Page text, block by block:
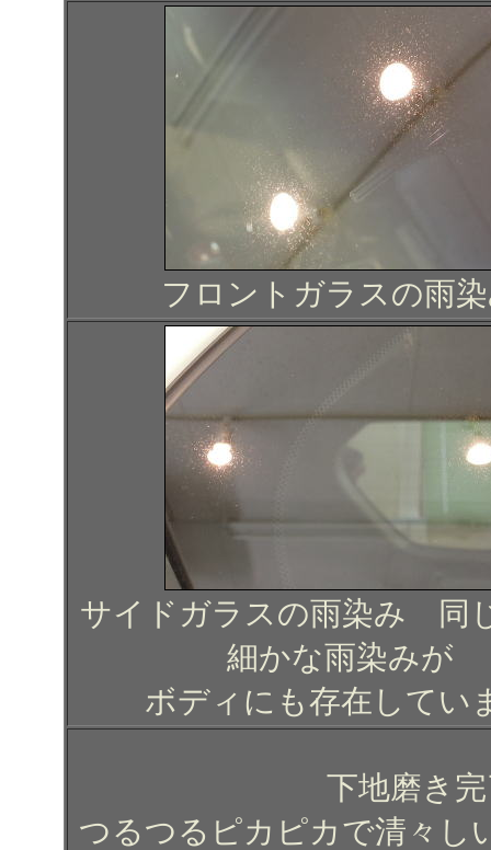
フロントガラスの雨
サイドガラスの雨染み 同
細かな雨染みが
ボディにも存在してい
下地磨き
つるつるピカピカで清々し